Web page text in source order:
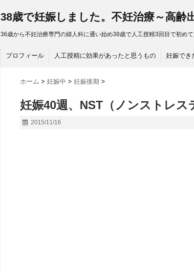
38歳で妊娠しました。不妊治療～高齢
36歳から不妊治療専門の婦人科に通い始め38歳で人工授精3回目で初め
プロフィール 人工授精に効果があったと思うもの 妊娠でき
ホーム > 妊娠中 > 妊娠後期 >
妊娠40週、NST（ノンストレス
2015/11/16